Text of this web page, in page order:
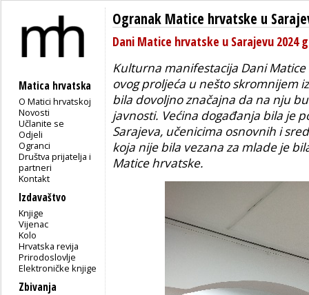
Matica hrvatska
O Matici hrvatskoj
Novosti
Učlanite se
Odjeli
Ogranci
Društva prijatelja i
partneri
Kontakt
Izdavaštvo
Knjige
Vijenac
Kolo
Hrvatska revija
Prirodoslovlje
Elektroničke knjige
Zbivanja
Ogranak Matice hrvatske u
Dani Matice hrvatske u Sarajevu 2024
Kulturna manifestacija Dani
ovog proljeća u nešto skromnijem
bila dovoljno značajna da na nju
javnosti. Većina događanja bila je
Sarajeva, učenicima osnovnih i
koja nije bila vezana za mlade je
Matice hrvatske.